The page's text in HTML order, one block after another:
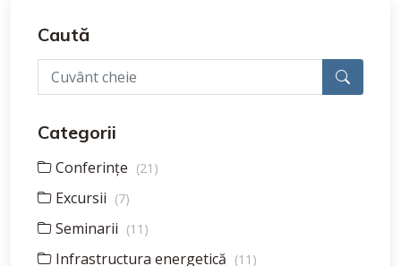
Caută
Categorii
Conferințe (21)
Excursii (7)
Seminarii (11)
Infrastructura energetică (11)